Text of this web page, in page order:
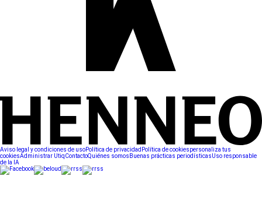
Aviso legal y condiciones de usoPolítica de privacidad Política de cookiespersonaliza tus
cookiesAdministrar UtiqContactoQuiénes somos Buenas prácticas periodísticasUso responsable
de la IA